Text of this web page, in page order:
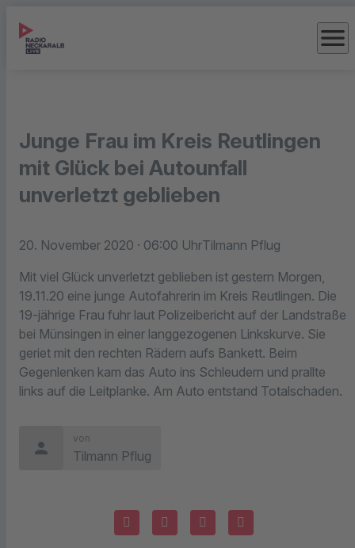
menu
Junge Frau im Kreis Reutlingen
mit Glück bei Autounfall
unverletzt geblieben
20. November 2020 · 06:00 UhrTilmann Pflug
Mit viel Glück unverletzt geblieben ist gestern Morgen,
19.11.20 eine junge Autofahrerin im Kreis Reutlingen. Die
19-jährige Frau fuhr laut Polizeibericht auf der Landstraße
bei Münsingen in einer langgezogenen Linkskurve. Sie
geriet mit den rechten Rädern aufs Bankett. Beim
Gegenlenken kam das Auto ins Schleudern und prallte
links auf die Leitplanke. Am Auto entstand Totalschaden.
person
von
Tilmann Pflug